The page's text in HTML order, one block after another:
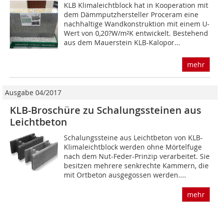
KLB Klimaleichtblock hat in Kooperation mit
dem Dämmputzhersteller Proceram eine
nachhaltige Wandkonstruktion mit einem U-
Wert von 0,20?W/m²K entwickelt. Bestehend
aus dem Mauerstein KLB-Kalopor...
mehr
Ausgabe 04/2017
KLB-Broschüre zu Schalungssteinen aus
Leichtbeton
Schalungssteine aus Leichtbeton von KLB-
Klimaleichtblock werden ohne Mörtelfuge
nach dem Nut-Feder-Prinzip verarbeitet. Sie
besitzen mehrere senkrechte Kammern, die
mit Ortbeton ausgegossen werden....
mehr